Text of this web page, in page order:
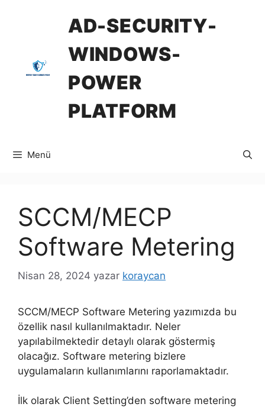
AD-SECURITY-
WINDOWS-
POWER
PLATFORM
Menü
SCCM/MECP
Software Metering
Nisan 28, 2024 yazar koraycan
SCCM/MECP Software Metering yazımızda bu
özellik nasıl kullanılmaktadır. Neler
yapılabilmektedir detaylı olarak göstermiş
olacağız. Software metering bizlere
uygulamaların kullanımlarını raporlamaktadır.
İlk olarak Client Setting’den software metering